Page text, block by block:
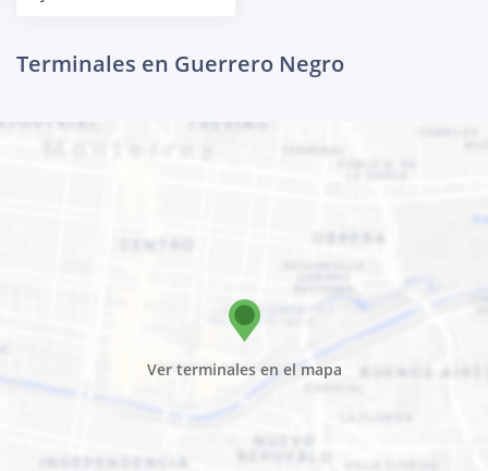
Terminales en Guerrero Negro
Ver terminales en el mapa